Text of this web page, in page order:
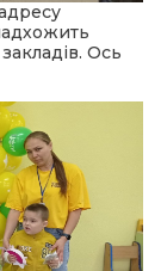
Ось